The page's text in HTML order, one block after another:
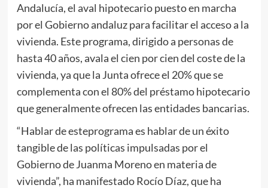
Andalucía, el aval hipotecario puesto en marcha
por el Gobierno andaluz para facilitar el acceso a la
vivienda. Este programa, dirigido a personas de
hasta 40 años, avala el cien por cien del coste de la
vivienda, ya que la Junta ofrece el 20% que se
complementa con el 80% del préstamo hipotecario
que generalmente ofrecen las entidades bancarias.
“Hablar de esteprograma es hablar de un éxito
tangible de las políticas impulsadas por el
Gobierno de Juanma Moreno en materia de
vivienda”, ha manifestado Rocío Díaz, que ha